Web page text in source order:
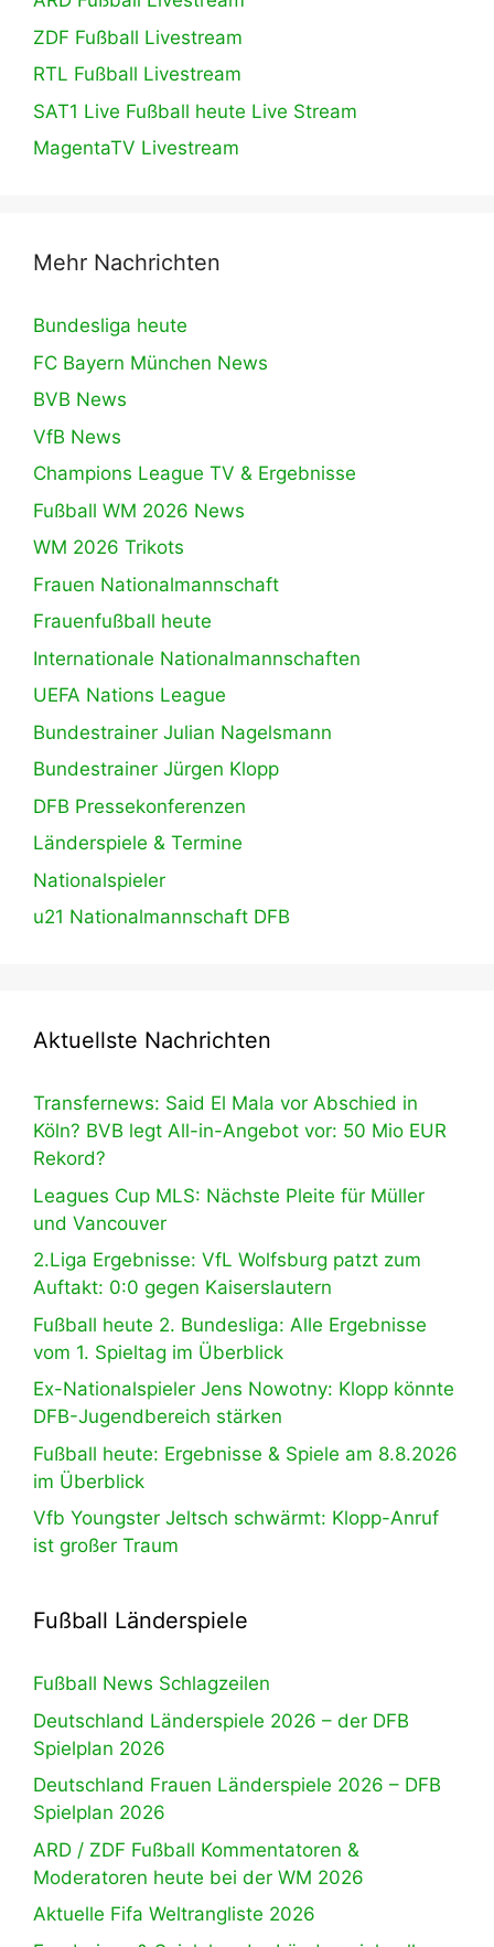
ZDF Fußball Livestream
RTL Fußball Livestream
SAT1 Live Fußball heute Live Stream
MagentaTV Livestream
Mehr Nachrichten
Bundesliga heute
FC Bayern München News
BVB News
VfB News
Champions League TV & Ergebnisse
Fußball WM 2026 News
WM 2026 Trikots
Frauen Nationalmannschaft
Frauenfußball heute
Internationale Nationalmannschaften
UEFA Nations League
Bundestrainer Julian Nagelsmann
Bundestrainer Jürgen Klopp
DFB Pressekonferenzen
Länderspiele & Termine
Nationalspieler
u21 Nationalmannschaft DFB
Aktuellste Nachrichten
Transfernews: Said El Mala vor Abschied in
Köln? BVB legt All-in-Angebot vor: 50 Mio EUR
Rekord?
Leagues Cup MLS: Nächste Pleite für Müller
und Vancouver
2.Liga Ergebnisse: VfL Wolfsburg patzt zum
Auftakt: 0:0 gegen Kaiserslautern
Fußball heute 2. Bundesliga: Alle Ergebnisse
vom 1. Spieltag im Überblick
Ex-Nationalspieler Jens Nowotny: Klopp könnte
DFB-Jugendbereich stärken
Fußball heute: Ergebnisse & Spiele am 8.8.2026
im Überblick
Vfb Youngster Jeltsch schwärmt: Klopp-Anruf
ist großer Traum
Fußball Länderspiele
Fußball News Schlagzeilen
Deutschland Länderspiele 2026 – der DFB
Spielplan 2026
Deutschland Frauen Länderspiele 2026 – DFB
Spielplan 2026
ARD / ZDF Fußball Kommentatoren &
Moderatoren heute bei der WM 2026
Aktuelle Fifa Weltrangliste 2026